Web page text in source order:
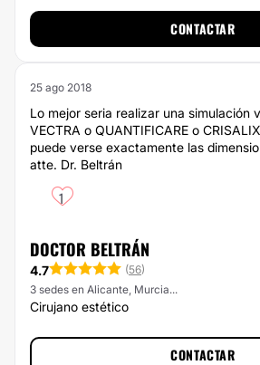
CONTACTAR
25 ago 2018
Lo mejor seria realizar una simulación
VECTRA o QUANTIFICARE o
puede verse exactamente las
atte. Dr. Beltrán
1
DOCTOR BELTRÁN
4.7 (56)
3 sedes en Alicante, Murcia...
Cirujano estético
CONTACTAR